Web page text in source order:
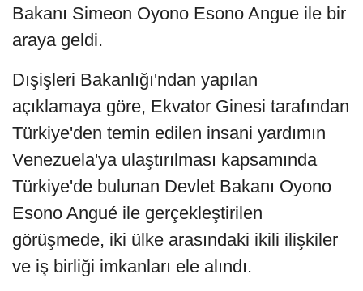
Bakanı Simeon Oyono Esono Angue ile bir
araya geldi.
Dışişleri Bakanlığı'ndan yapılan
açıklamaya göre, Ekvator Ginesi tarafından
Türkiye'den temin edilen insani yardımın
Venezuela'ya ulaştırılması kapsamında
Türkiye'de bulunan Devlet Bakanı Oyono
Esono Angué ile gerçekleştirilen
görüşmede, iki ülke arasındaki ikili ilişkiler
ve iş birliği imkanları ele alındı.